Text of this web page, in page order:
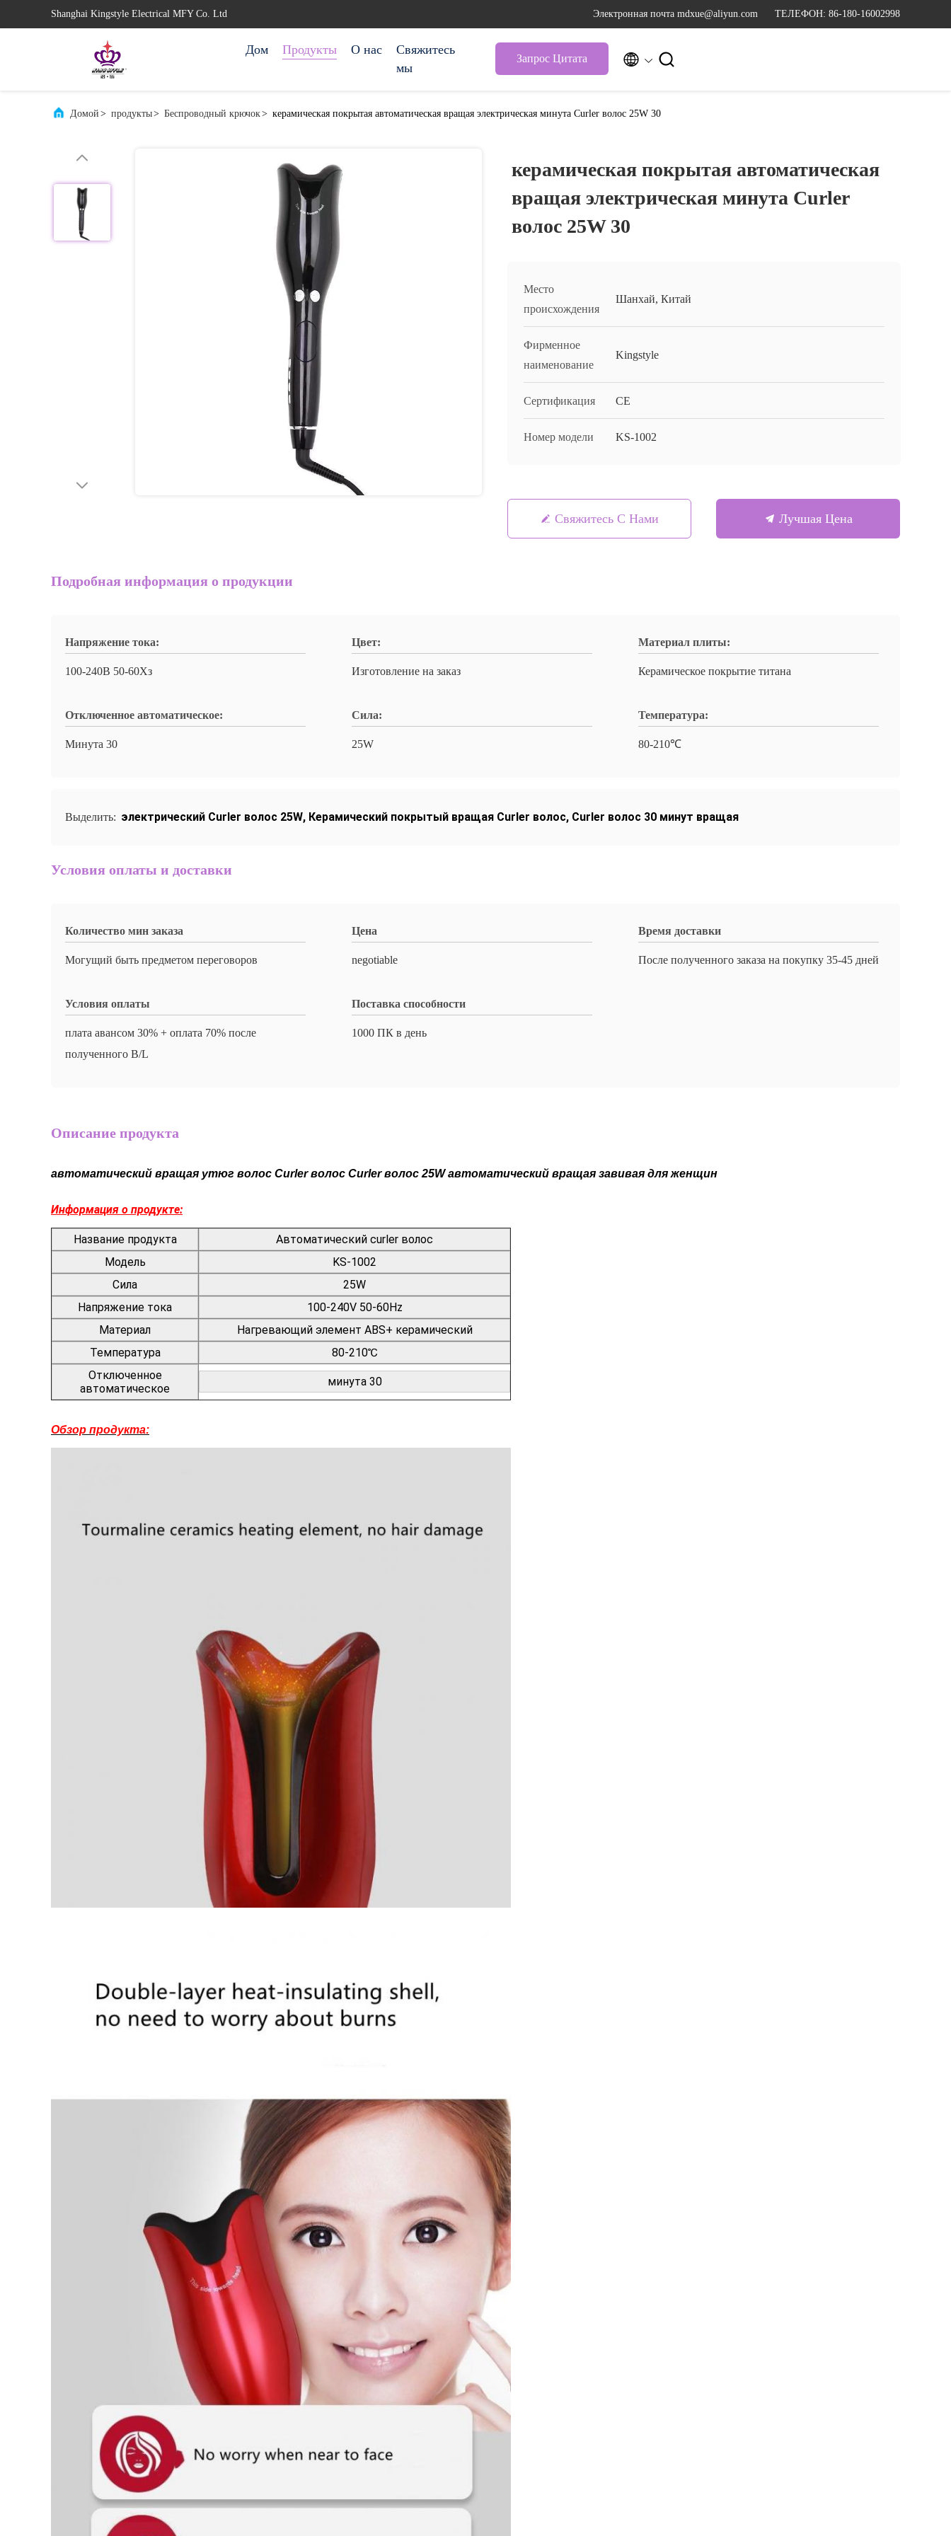
Shanghai Kingstyle Electrical MFY Co. Ltd Электронная почта mdxue@aliyun.com ТЕЛЕФОН: 86-180-16002998
Дом Продукты О нас
Свяжитесь
мы
Запрос Цитата  
Домой > продукты> Беспроводный крючок> керамическая покрытая автоматическая вращая электрическая минута Curler волос 25W 30
керамическая покрытая автоматическая
вращая электрическая минута Curler
волос 25W 30
Место
происхождения
Шанхай, Китай
Фирменное
наименование
Kingstyle
Сертификация CE
Номер модели KS-1002
Свяжитесь С Нами Лучшая Цена
Подробная информация о продукции
Напряжение тока:
100-240В 50-60Хз
Цвет:
Изготовление на заказ
Материал плиты:
Керамическое покрытие титана
Отключенное автоматическое:
Минута 30
Сила:
25W
Температура:
80-210℃
Выделить: электрический Curler волос 25W, Керамический покрытый вращая Curler волос, Curler волос 30 минут вращая
Условия оплаты и доставки
Количество мин заказа
Могущий быть предметом переговоров
Цена
negotiable
Время доставки
После полученного заказа на покупку 35-45 дней
Условия оплаты
плата авансом 30% + оплата 70% после
полученного B/L
Поставка способности
1000 ПК в день
Описание продукта
автоматический вращая утюг волос Curler волос Curler волос 25W автоматический вращая завивая для женщин
Информация о продукте:
Название продукта
Автоматический curler волос
Модель
KS-1002
Сила
25W
Напряжение тока
100-240V 50-60Hz
Материал
Нагревающий элемент ABS+ керамический
Температура
80-210℃
Отключенное
автоматическое
минута 30
Обзор продукта: